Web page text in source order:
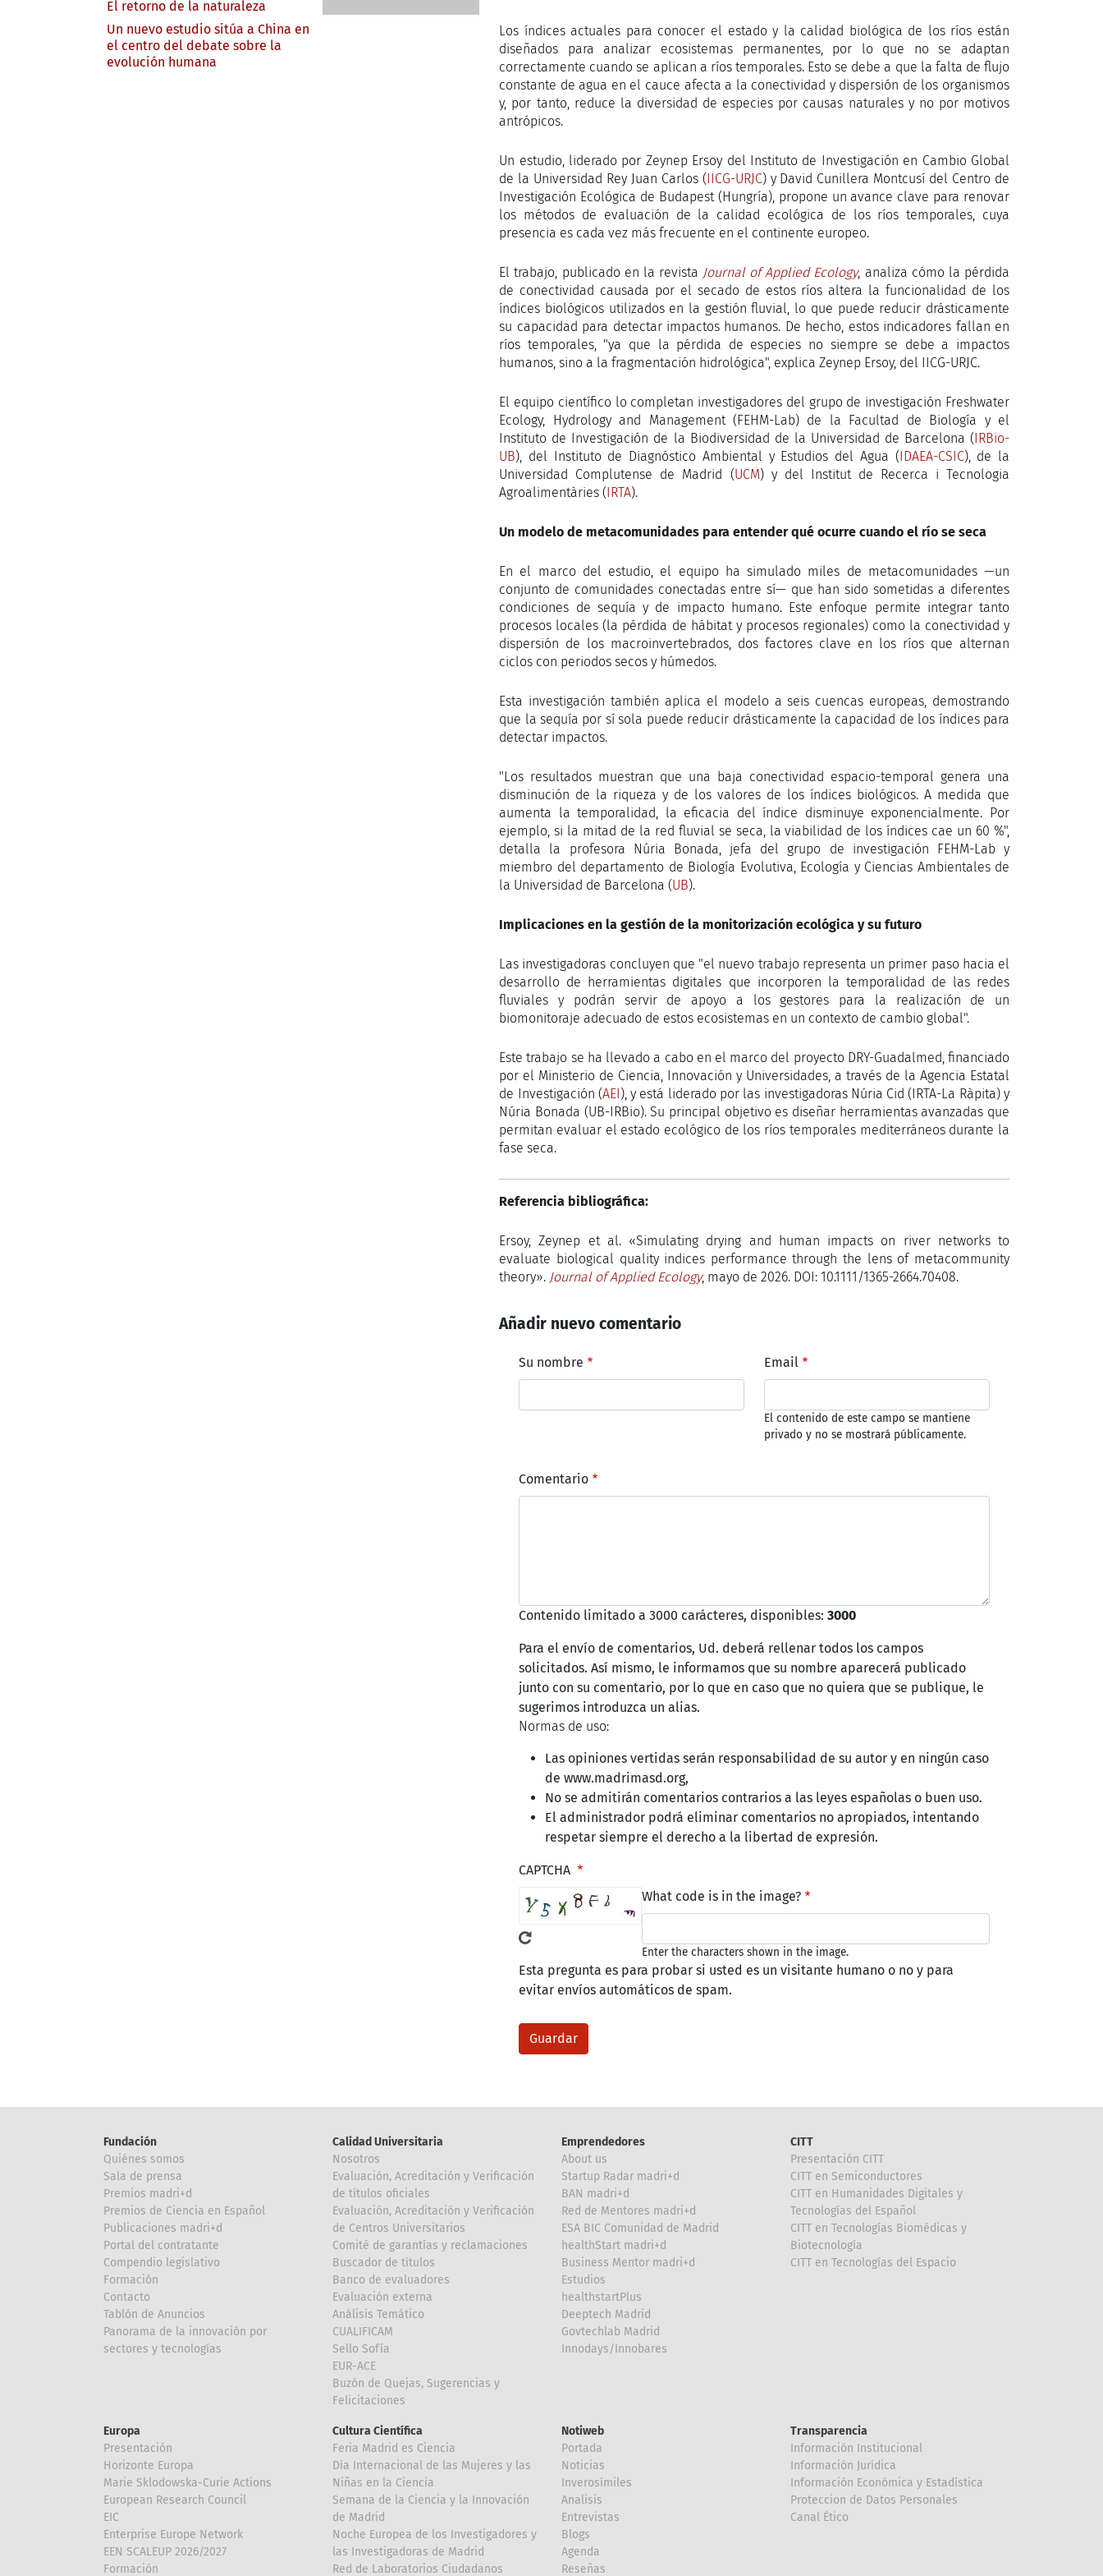
El retorno de la naturaleza
Un nuevo estudio sitúa a China en
el centro del debate sobre la
evolución humana
Los índices actuales para conocer el estado y la calidad biológica de los ríos están
diseñados para analizar ecosistemas permanentes, por lo que no se adaptan
correctamente cuando se aplican a ríos temporales. Esto se debe a que la falta de flujo
constante de agua en el cauce afecta a la conectividad y dispersión de los organismos
y, por tanto, reduce la diversidad de especies por causas naturales y no por motivos
antrópicos.
Un estudio, liderado por Zeynep Ersoy del Instituto de Investigación en Cambio Global
de la Universidad Rey Juan Carlos ( IICG-URJC) y David Cunillera Montcusí del Centro de
Investigación Ecológica de Budapest (Hungría), propone un avance clave para renovar
los métodos de evaluación de la calidad ecológica de los ríos temporales, cuya
presencia es cada vez más frecuente en el continente europeo.
El trabajo, publicado en la revista Journal of Applied Ecology, analiza cómo la pérdida
de conectividad causada por el secado de estos ríos altera la funcionalidad de los
índices biológicos utilizados en la gestión fluvial, lo que puede reducir drásticamente
su capacidad para detectar impactos humanos. De hecho, estos indicadores fallan en
ríos temporales, "ya que la pérdida de especies no siempre se debe a impactos
humanos, sino a la fragmentación hidrológica", explica Zeynep Ersoy, del IICG-URJC.
El equipo científico lo completan investigadores del grupo de investigación Freshwater
Ecology, Hydrology and Management (FEHM-Lab) de la Facultad de Biología y el
Instituto de Investigación de la Biodiversidad de la Universidad de Barcelona ( IRBio-
UB), del Instituto de Diagnóstico Ambiental y Estudios del Agua ( IDAEA-CSIC), de la
Universidad Complutense de Madrid (UCM) y del Institut de Recerca i Tecnologia
Agroalimentàries ( IRTA).
Un modelo de metacomunidades para entender qué ocurre cuando el río se seca
En el marco del estudio, el equipo ha simulado miles de metacomunidades —un
conjunto de comunidades conectadas entre sí— que han sido sometidas a diferentes
condiciones de sequía y de impacto humano. Este enfoque permite integrar tanto
procesos locales (la pérdida de hábitat y procesos regionales) como la conectividad y
dispersión de los macroinvertebrados, dos factores clave en los ríos que alternan
ciclos con periodos secos y húmedos.
Esta investigación también aplica el modelo a seis cuencas europeas, demostrando
que la sequía por sí sola puede reducir drásticamente la capacidad de los índices para
detectar impactos.
"Los resultados muestran que una baja conectividad espacio-temporal genera una
disminución de la riqueza y de los valores de los índices biológicos. A medida que
aumenta la temporalidad, la eficacia del índice disminuye exponencialmente. Por
ejemplo, si la mitad de la red fluvial se seca, la viabilidad de los índices cae un 60 %",
detalla la profesora Núria Bonada, jefa del grupo de investigación FEHM-Lab y
miembro del departamento de Biología Evolutiva, Ecología y Ciencias Ambientales de
la Universidad de Barcelona (UB).
Implicaciones en la gestión de la monitorización ecológica y su futuro
Las investigadoras concluyen que "el nuevo trabajo representa un primer paso hacia el
desarrollo de herramientas digitales que incorporen la temporalidad de las redes
fluviales y podrán servir de apoyo a los gestores para la realización de un
biomonitoraje adecuado de estos ecosistemas en un contexto de cambio global".
Este trabajo se ha llevado a cabo en el marco del proyecto DRY-Guadalmed, financiado
por el Ministerio de Ciencia, Innovación y Universidades, a través de la Agencia Estatal
de Investigación (AEI ), y está liderado por las investigadoras Núria Cid (IRTA-La Ràpita) y
Núria Bonada (UB-IRBio). Su principal objetivo es diseñar herramientas avanzadas que
permitan evaluar el estado ecológico de los ríos temporales mediterráneos durante la
fase seca.
Referencia bibliográfica:
Ersoy, Zeynep et al. «Simulating drying and human impacts on river networks to
evaluate biological quality indices performance through the lens of metacommunity
theory». Journal of Applied Ecology, mayo de 2026. DOI: 10.1111/1365-2664.70408.
Añadir nuevo comentario
Su nombre Email
El contenido de este campo se mantiene
privado y no se mostrará públicamente.
Comentario
Contenido limitado a 3000 carácteres, disponibles:3000
Para el envío de comentarios, Ud. deberá rellenar todos los campos
solicitados. Así mismo, le informamos que su nombre aparecerá publicado
junto con su comentario, por lo que en caso que no quiera que se publique, le
sugerimos introduzca un alias.
Normas de uso:
Las opiniones vertidas serán responsabilidad de su autor y en ningún caso
de www.madrimasd.org,
No se admitirán comentarios contrarios a las leyes españolas o buen uso.
El administrador podrá eliminar comentarios no apropiados, intentando
respetar siempre el derecho a la libertad de expresión.
CAPTCHA
What code is in the image?
Enter the characters shown in the image.
Esta pregunta es para probar si usted es un visitante humano o no y para
evitar envíos automáticos de spam.
Fundación
Quiénes somos
Sala de prensa
Premios madri+d
Premios de Ciencia en Español
Publicaciones madri+d
Portal del contratante
Compendio legislativo
Formación
Contacto
Tablón de Anuncios
Panorama de la innovación por
sectores y tecnologías
Calidad Universitaria
Nosotros
Evaluación, Acreditación y Verificación
de títulos oficiales
Evaluación, Acreditación y Verificación
de Centros Universitarios
Comité de garantías y reclamaciones
Buscador de títulos
Banco de evaluadores
Evaluación externa
Análisis Temático
CUALIFICAM
Sello Sofía
EUR-ACE
Buzón de Quejas, Sugerencias y
Felicitaciones
Emprendedores
About us
Startup Radar madri+d
BAN madri+d
Red de Mentores madri+d
ESA BIC Comunidad de Madrid
healthStart madri+d
Business Mentor madri+d
Estudios
healthstartPlus
Deeptech Madrid
Govtechlab Madrid
Innodays/Innobares
CITT
Presentación CITT
CITT en Semiconductores
CITT en Humanidades Digitales y
Tecnologías del Español
CITT en Tecnologías Biomédicas y
Biotecnología
CITT en Tecnologías del Espacio
Europa
Presentación
Horizonte Europa
Marie Sklodowska-Curie Actions
European Research Council
EIC
Enterprise Europe Network
EEN SCALEUP 2026/2027
Formación
Cultura Científica
Feria Madrid es Ciencia
Día Internacional de las Mujeres y las
Niñas en la Ciencia
Semana de la Ciencia y la Innovación
de Madrid
Noche Europea de los Investigadores y
las Investigadoras de Madrid
Red de Laboratorios Ciudadanos
Notiweb
Portada
Noticias
Inverosímiles
Analisis
Entrevistas
Blogs
Agenda
Reseñas
Transparencia
Información Institucional
Información Jurídica
Información Económica y Estadística
Proteccion de Datos Personales
Canal Ético